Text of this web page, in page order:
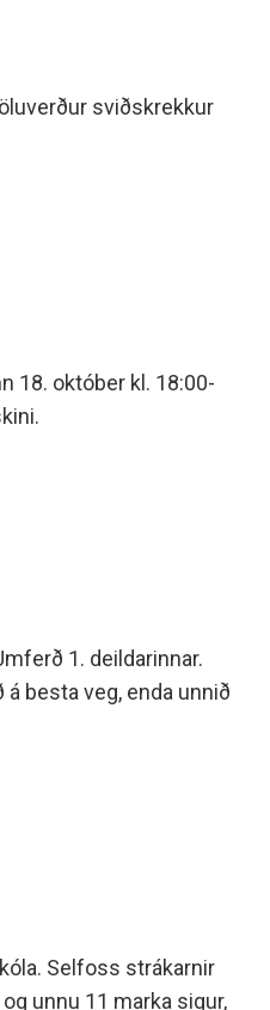
sviðskrekkur
18. október kl. 18:00-
1. deildarinnar.
besta veg, enda unnið
Selfoss strákarnir
unnu 11 marka sigur,